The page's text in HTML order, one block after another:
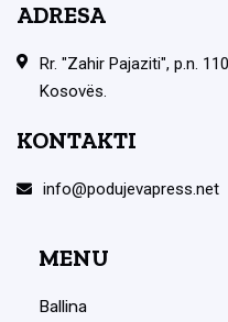
ADRESA
Rr. "Zahir Pajaziti", p.n.
Kosovës.
KONTAKTI
info@podujevapress.net
MENU
Ballina